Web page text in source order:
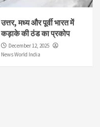
उत्तर, मध्य और पूर्वी भारत में
कड़ाके की ठंड का प्रकोप
December 12, 2025
News World India